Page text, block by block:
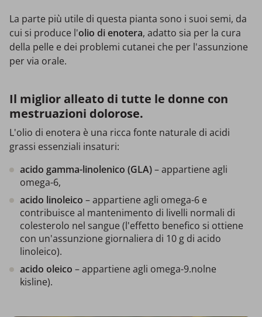
La parte più utile di questa pianta sono i suoi semi, da
cui si produce l'olio di enotera, adatto sia per la cura
della pelle e dei problemi cutanei che per l'assunzione
per via orale.
Il miglior alleato di tutte le donne con
mestruazioni dolorose.
L'olio di enotera è una ricca fonte naturale di acidi
grassi essenziali insaturi:
acido gamma-linolenico (GLA)– appartiene agli
omega-6,
acido linoleico – appartiene agli omega-6 e
contribuisce al mantenimento di livelli normali di
colesterolo nel sangue (l'effetto benefico si ottiene
con un'assunzione giornaliera di 10 g di acido
linoleico).
acido oleico – appartiene agli omega-9.nolne
kisline).